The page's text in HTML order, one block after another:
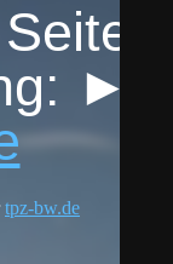
►
tpz-bw.de